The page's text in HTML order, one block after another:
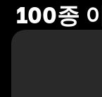
100종